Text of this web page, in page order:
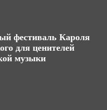
фестиваль Кароля
для ценителей
музыки